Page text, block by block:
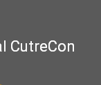
CutreCon